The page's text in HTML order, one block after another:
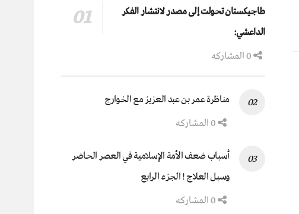
طاجيكستان تحولت إلى مصدر لانتشار الفكر
الداعشي:
مناظرة عمر بن عبد العزيز مع الخوارج
أسباب ضعف الأمة الإسلامية في العصر الحاضر
وسبل العلاج ! الجزء الرابع